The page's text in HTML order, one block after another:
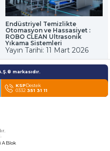
for premium
customers
Endüstriyel Temizlikte
Otomasyon ve Hassasiyet :
ROBO CLEAN Ultrasonik
Yıkama Sistemleri
Yayın Tarihi: 11 Mart 2026
markasıdır.
KSPDestek
0332 351 31 11
A Blok